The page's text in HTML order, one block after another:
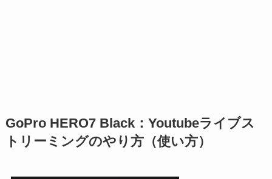
GoPro HERO7 Black：Youtubeライブス
トリーミングのやり方（使い方）